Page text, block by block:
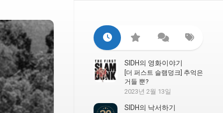
SIDH의 영화이야기
[더 퍼스트 슬램덩크] 추억은
거들 뿐?
2023년 2월 13일
SIDH의 낙서하기